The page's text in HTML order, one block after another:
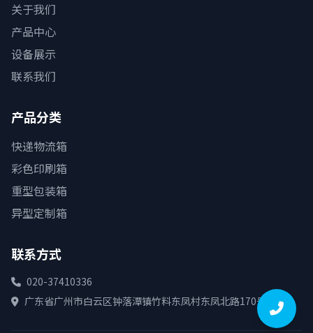
关于我们
产品中心
设备展示
联系我们
产品分类
快递物流箱
彩色印刷箱
重型包装箱
异型定制箱
联系方式
020-37410336
广东省广州市白云区钟落潭镇竹料东凤村东凤北路170号